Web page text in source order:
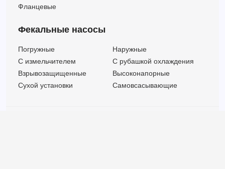
Фланцевые
Фекальные насосы
Погружные
Наружные
C измельчителем
С рубашкой охлаждения
Взрывозащищенные
Высоконапорные
Сухой установки
Самовсасывающие